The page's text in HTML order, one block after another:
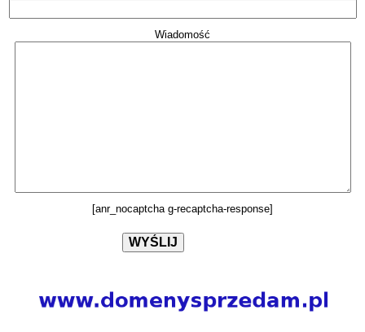
Wiadomość
[anr_nocaptcha g-recaptcha-response]